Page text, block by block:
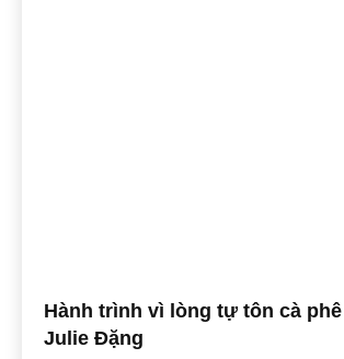
Hành trình vì lòng tự tôn cà
Julie Đặng